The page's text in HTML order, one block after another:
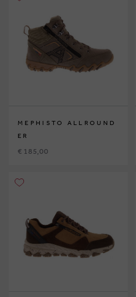
MEPHISTO ALLROUND
ER
€ 185,00